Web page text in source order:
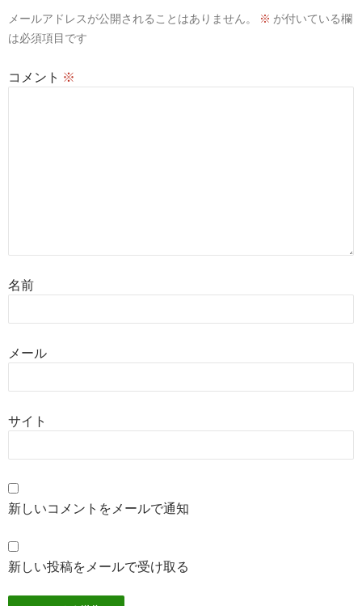
ョ
メールアドレスが公開されることはありません。 ※ が付いている欄
は必須項目です
コメント ※
名前
メール
サイト
新しいコメントをメールで通知
新しい投稿をメールで受け取る